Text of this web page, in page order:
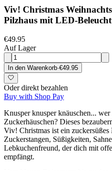
Viv! Christmas
Pilzhaus mit LED-
€49.95
Auf Lager
In den Warenkorb·€49.95
Oder direkt bezahlen
Buy with Shop Pay
Knusper knusper knäuschen...
Zuckerhäuschen? Dieses
Viv! Christmas ist ein
Zuckerstangen, Süßigkeiten,
Lebkuchenfreund, der dich mit
empfängt.